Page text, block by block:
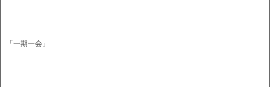
「一期一会」